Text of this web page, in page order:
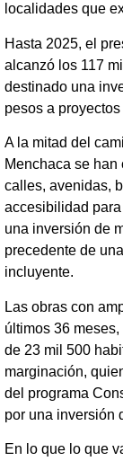
localidades que
Hasta 2025, el
alcanzó los 117
destinado una
pesos a
A la mitad del
Menchaca se
calles, avenidas,
accesibilidad
una inversión de
precedente de
incluyente.
Las obras con
últimos 36
de 23 mil 500
marginación,
del programa
por una inversión
En lo que lo que